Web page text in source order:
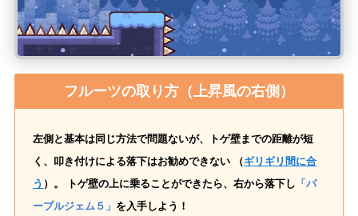
フルーツの取り方（上昇風の右側）
左側と基本は同じ方法で問題ないが、トゲ壁までの距離が短
く、叩き付けによる落下はお勧めできない （ギリギリ間に合
う ）。 トゲ壁の上に乗ることができたら、右から落下し 「パ
ープルジェム５」 を入手しよう！